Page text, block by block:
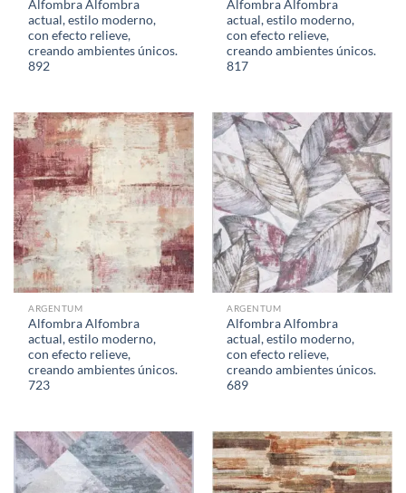
Alfombra Alfombra
actual, estilo moderno,
con efecto relieve,
creando ambientes únicos.
892
Alfombra Alfombra
actual, estilo moderno,
con efecto relieve,
creando ambientes únicos.
817
ARGENTUM
Alfombra Alfombra
actual, estilo moderno,
con efecto relieve,
creando ambientes únicos.
723
ARGENTUM
Alfombra Alfombra
actual, estilo moderno,
con efecto relieve,
creando ambientes únicos.
689